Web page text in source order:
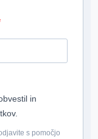
in
s pomočjo